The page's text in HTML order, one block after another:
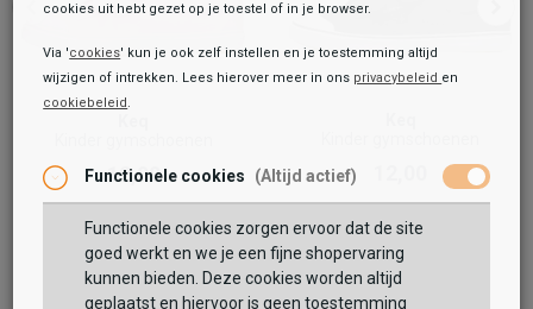
Gymschoenen
14,99
Maat:
TOEVOEGEN AAN WINKELTAS
12,00
Toegevoegd aan je winkeltas!
cookies uit hebt gezet op je toestel of in je browser.
Via 'cookies' kun je ook zelf instellen en je toestemming altijd
wijzigen of intrekken. Lees hierover meer in ons privacybeleid en
cookiebeleid .
Functionele cookies (Altijd actief)
Functionele cookies zorgen ervoor dat de site
goed werkt en we je een fijne shopervaring
kunnen bieden. Deze cookies worden altijd
geplaatst en hiervoor is geen toestemming